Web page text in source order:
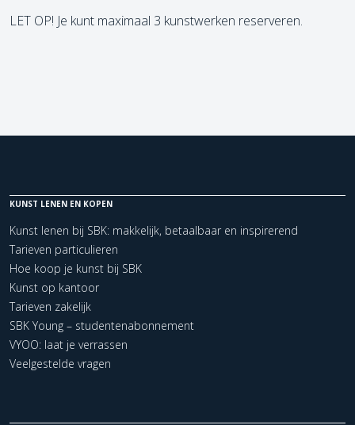
LET OP! Je kunt maximaal 3 kunstwerken reserveren.
KUNST LENEN EN KOPEN
Kunst lenen bij SBK: makkelijk, betaalbaar en inspirerend
Tarieven particulieren
Hoe koop je kunst bij SBK
Kunst op kantoor
Tarieven zakelijk
SBK Young – studentenabonnement
VYOO: laat je verrassen
Veelgestelde vragen